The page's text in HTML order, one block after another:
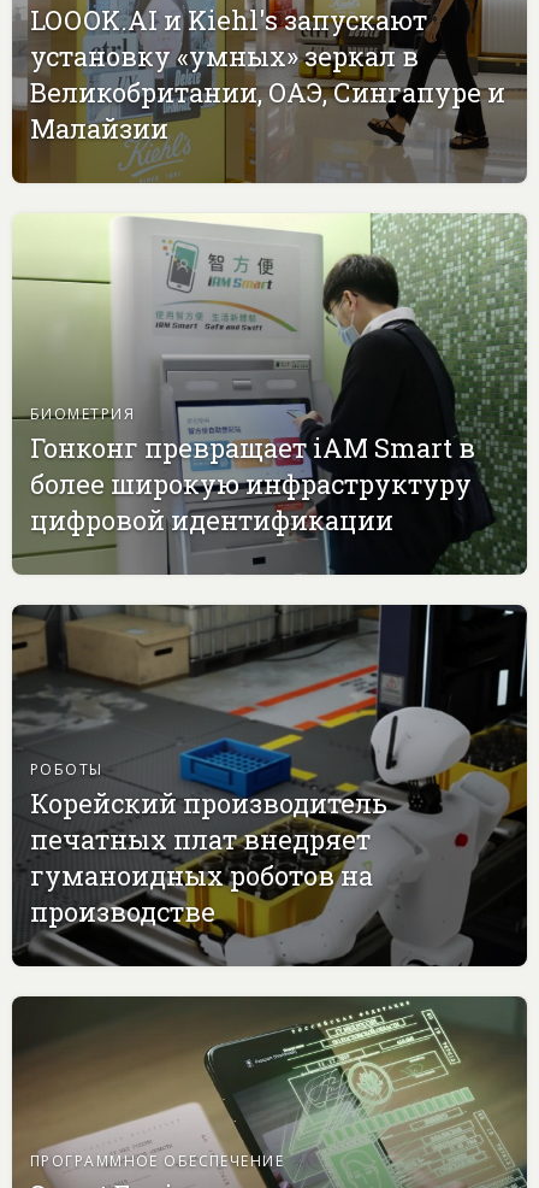
LOOOK.AI и Kiehl's запускают
установку «умных» зеркал в
Великобритании, ОАЭ, Сингапуре и
Малайзии
БИОМЕТРИЯ
Гонконг превращает iAM Smart в
более широкую инфраструктуру
цифровой идентификации
РОБОТЫ
Корейский производитель
печатных плат внедряет
гуманоидных роботов на
производстве
ПРОГРАММНОЕ ОБЕСПЕЧЕНИЕ